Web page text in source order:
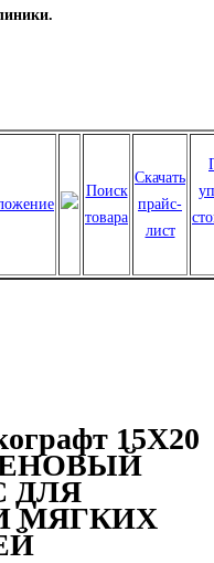
Поиск
товара
Скачать
прайс-
лист
15Х20
ДЛЯ
МЯГКИХ